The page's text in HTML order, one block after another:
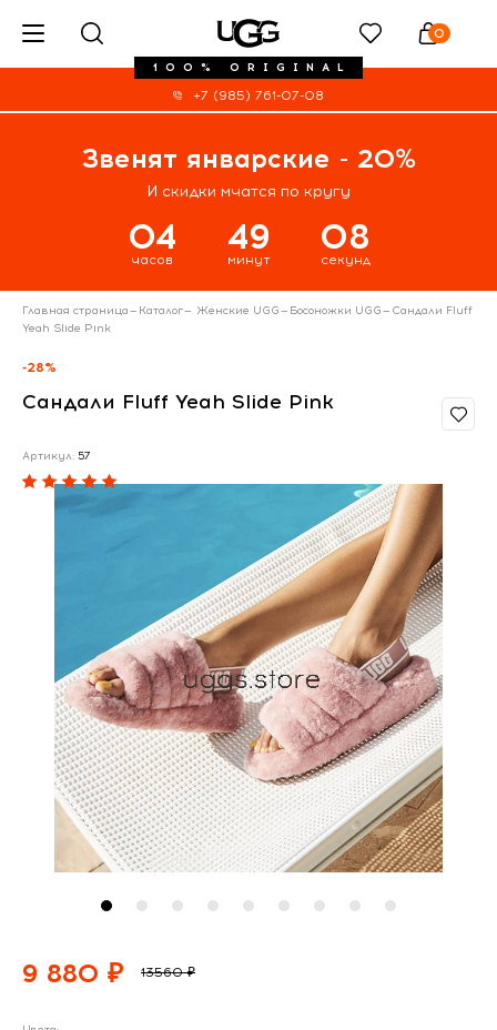
100% ORIGINAL
0
+7 (985) 761-07-08
Звенят январские - 20%
И скидки мчатся по кругу
04
часов
49
минут
08
секунд
Главная страница— Каталог— Женские UGG— Босоножки UGG— Сандали Fluff
Yeah Slide Pink
-28%
Сандали Fluff Yeah Slide Pink
Артикул: 57
9 880 ₽ 13560 ₽